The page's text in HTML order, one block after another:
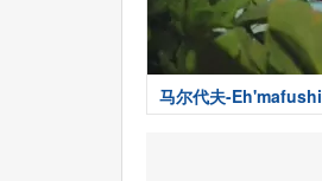
马尔代夫-Eh'mafushi